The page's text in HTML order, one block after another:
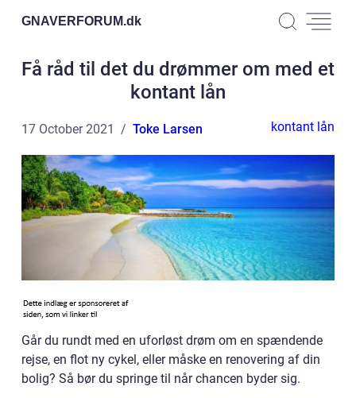
GNAVERFORUM.dk
Få råd til det du drømmer om med et
kontant lån
17 October 2021 Toke Larsen kontant lån
Går du rundt med en uforløst drøm om en spændende
rejse, en flot ny cykel, eller måske en renovering af din
bolig? Så bør du springe til når chancen byder sig.